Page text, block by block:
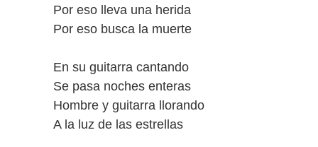
Por eso lleva una herida
Por eso busca la muerte
En su guitarra cantando
Se pasa noches enteras
Hombre y guitarra llorando
A la luz de las estrellas